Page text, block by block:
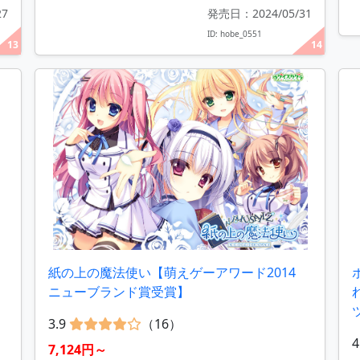
13 14
発売日：2024/05/31
ID: hobe_0551
紙の上の魔法使い【萌えゲーアワード2014
ニューブランド賞受賞】
3.9
（16）
7,124円～